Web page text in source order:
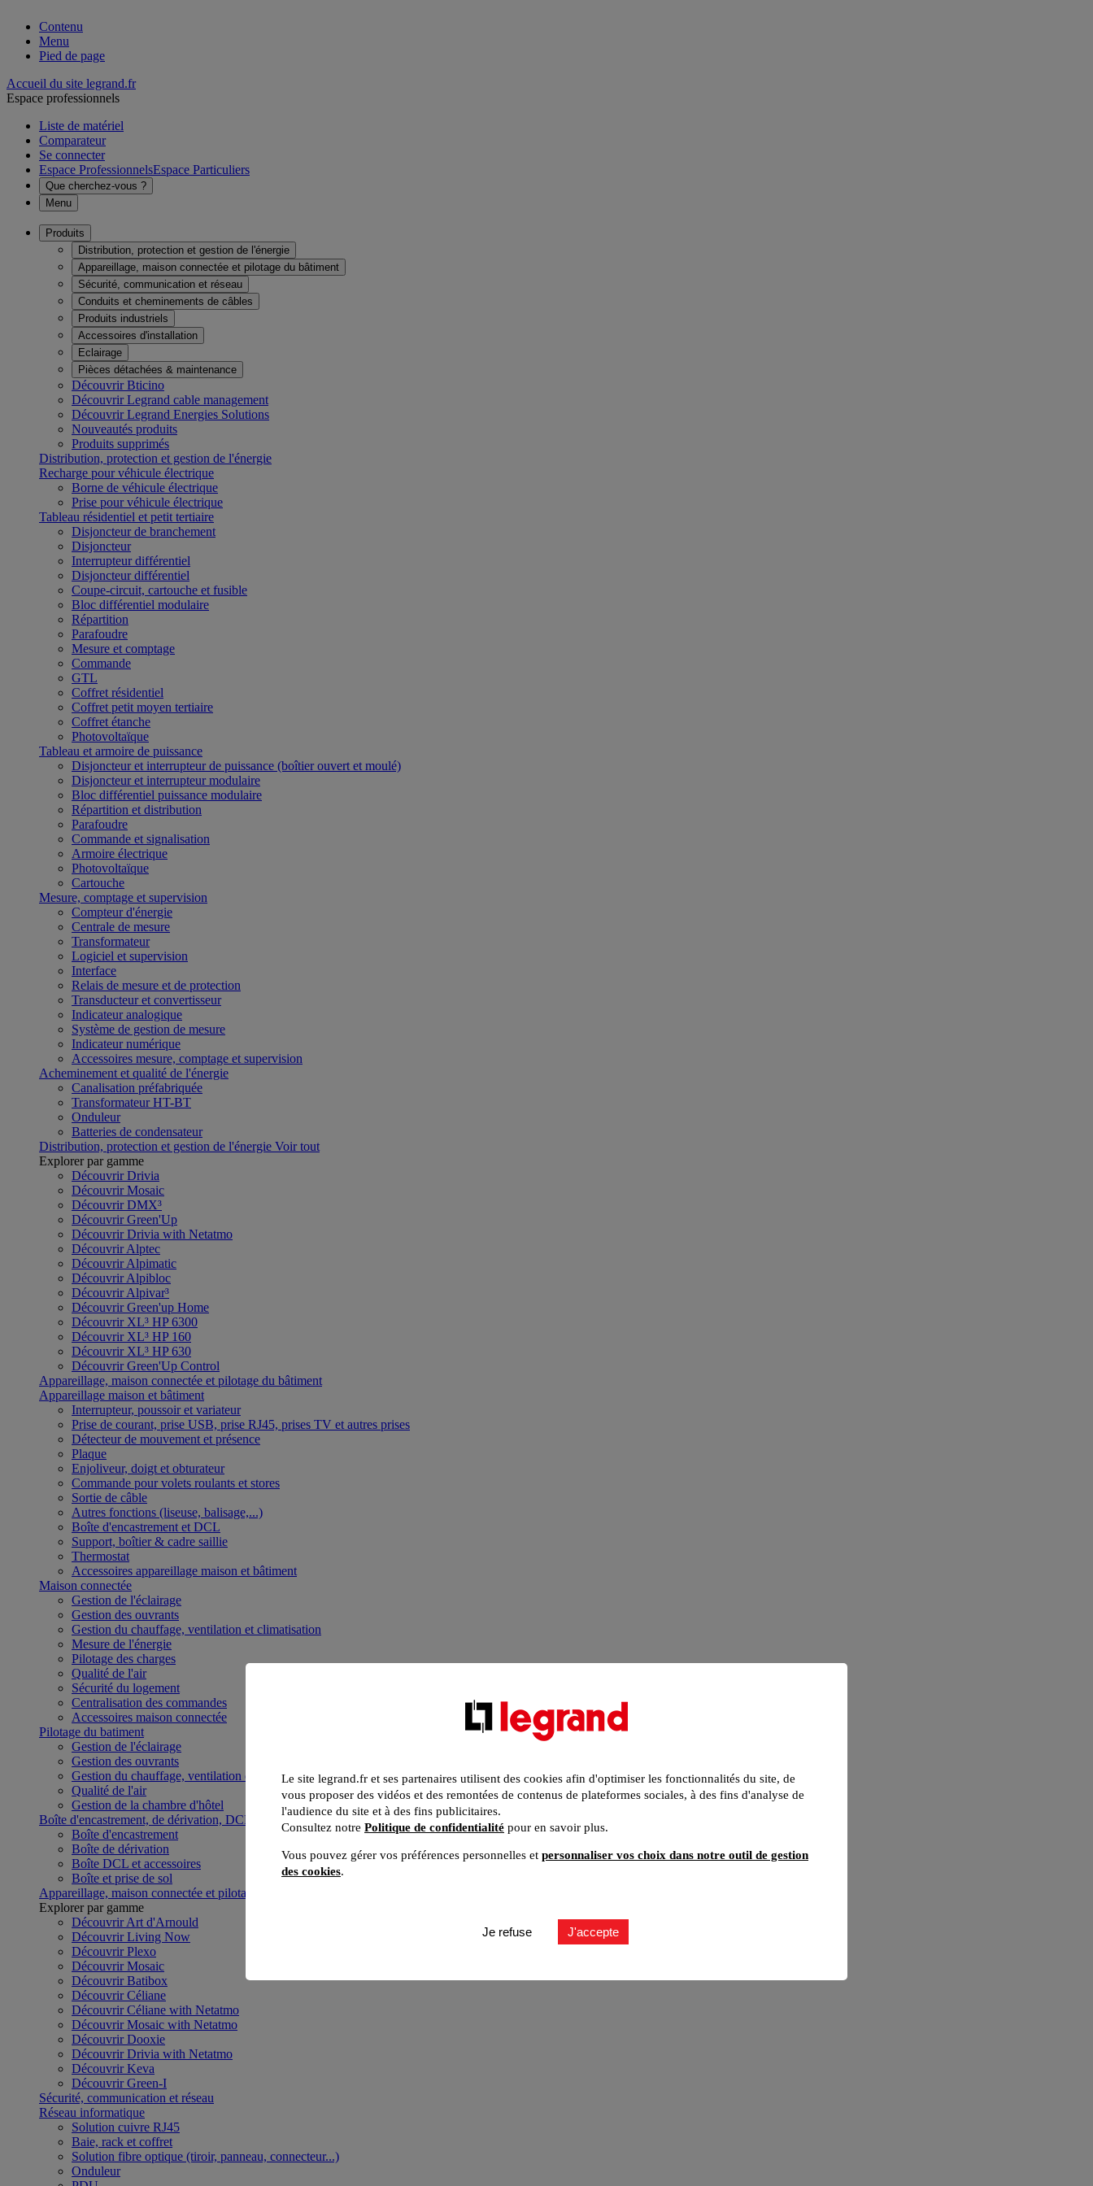
Contenu
Menu
Pied de page
Accueil du site legrand.fr
Espace professionnels
Liste de matériel
Comparateur
Se connecter
Espace ProfessionnelsEspace Particuliers
Que cherchez-vous ?
Menu
Produits
Distribution, protection et gestion de l'énergie
Appareillage, maison connectée et pilotage du bâtiment
Sécurité, communication et réseau
Conduits et cheminements de câbles
Produits industriels
Accessoires d'installation
Eclairage
Pièces détachées & maintenance
Découvrir Bticino
Découvrir Legrand cable management
Découvrir Legrand Energies Solutions
Nouveautés produits
Produits supprimés
Distribution, protection et gestion de l'énergie
Recharge pour véhicule électrique
Borne de véhicule électrique
Prise pour véhicule électrique
Tableau résidentiel et petit tertiaire
Disjoncteur de branchement
Disjoncteur
Interrupteur différentiel
Disjoncteur différentiel
Coupe-circuit, cartouche et fusible
Bloc différentiel modulaire
Répartition
Parafoudre
Mesure et comptage
Commande
GTL
Coffret résidentiel
Coffret petit moyen tertiaire
Coffret étanche
Photovoltaïque
Tableau et armoire de puissance
Disjoncteur et interrupteur de puissance (boîtier ouvert et moulé)
Disjoncteur et interrupteur modulaire
Bloc différentiel puissance modulaire
Répartition et distribution
Parafoudre
Commande et signalisation
Armoire électrique
Photovoltaïque
Cartouche
Mesure, comptage et supervision
Compteur d'énergie
Centrale de mesure
Transformateur
Logiciel et supervision
Interface
Relais de mesure et de protection
Transducteur et convertisseur
Indicateur analogique
Système de gestion de mesure
Indicateur numérique
Accessoires mesure, comptage et supervision
Acheminement et qualité de l'énergie
Canalisation préfabriquée
Transformateur HT-BT
Onduleur
Batteries de condensateur
Distribution, protection et gestion de l'énergie Voir tout
Explorer par gamme
Découvrir Drivia
Découvrir Mosaic
Découvrir DMX³
Découvrir Green'Up
Découvrir Drivia with Netatmo
Découvrir Alptec
Découvrir Alpimatic
Découvrir Alpibloc
Découvrir Alpivar³
Découvrir Green'up Home
Découvrir XL³ HP 6300
Découvrir XL³ HP 160
Découvrir XL³ HP 630
Découvrir Green'Up Control
Appareillage, maison connectée et pilotage du bâtiment
Appareillage maison et bâtiment
Interrupteur, poussoir et variateur
Prise de courant, prise USB, prise RJ45, prises TV et autres prises
Détecteur de mouvement et présence
Plaque
Enjoliveur, doigt et obturateur
Commande pour volets roulants et stores
Sortie de câble
Autres fonctions (liseuse, balisage,...)
Boîte d'encastrement et DCL
Support, boîtier & cadre saillie
Thermostat
Accessoires appareillage maison et bâtiment
Maison connectée
Gestion de l'éclairage
Gestion des ouvrants
Gestion du chauffage, ventilation et climatisation
Mesure de l'énergie
Pilotage des charges
Qualité de l'air
Sécurité du logement
Centralisation des commandes
Accessoires maison connectée
Pilotage du batiment
Gestion de l'éclairage
Gestion des ouvrants
Gestion du chauffage, ventilation et climatisation
Qualité de l'air
Gestion de la chambre d'hôtel
Boîte d'encastrement, de dérivation, DCL et boîte de sol
Boîte d'encastrement
Boîte de dérivation
Boîte DCL et accessoires
Boîte et prise de sol
Appareillage, maison connectée et pilotage du bâtiment
Explorer par gamme
Découvrir Art d'Arnould
Découvrir Living Now
Découvrir Plexo
Découvrir Mosaic
Découvrir Batibox
Découvrir Céliane
Découvrir Céliane with Netatmo
Découvrir Mosaic with Netatmo
Découvrir Dooxie
Découvrir Drivia with Netatmo
Découvrir Keva
Découvrir Green-I
Sécurité, communication et réseau
Réseau informatique
Solution cuivre RJ45
Baie, rack et coffret
Solution fibre optique (tiroir, panneau, connecteur...)
Onduleur
Le site legrand.fr et ses partenaires utilisent des cookies afin d'optimiser les fonctionnalités du site, de
vous proposer des vidéos et des remontées de contenus de plateformes sociales, à des fins d'analyse de
l'audience du site et à des fins publicitaires.
Consultez notre Politique de confidentialité pour en savoir plus.
Vous pouvez gérer vos préférences personnelles et personnaliser vos choix dans notre outil de gestion
des cookies.
Je refuse J'accepte